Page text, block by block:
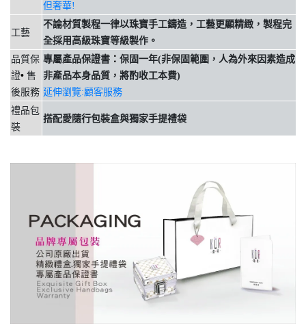
但奢華!
工藝
不論材質製程一律以珠寶手工鑄造，工藝更顯精緻 ， 製程完
全採用高級珠寶等級製作。
品質保
證• 售
後服務
專屬產品保證書 ： 保固一年(非保固範圍 ， 人為外來因素造成
非產品本身品質 ， 將酌收工本費)
延伸瀏覽:顧客服務
禮品包
裝
搭配愛隨行包裝盒與獨家手提禮袋